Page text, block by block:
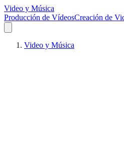
Video y Música
Producción de VídeosCreación de
Video y Música